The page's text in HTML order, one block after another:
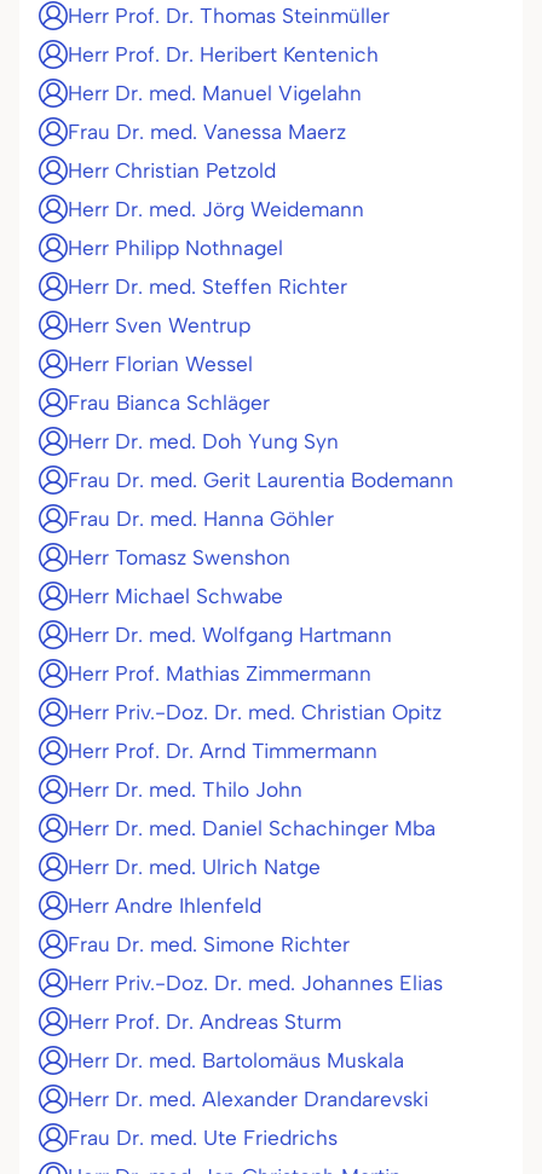
Herr Prof. Dr. Thomas Steinmüller
Herr Prof. Dr. Heribert Kentenich
Herr Dr. med. Manuel Vigelahn
Frau Dr. med. Vanessa Maerz
Herr Christian Petzold
Herr Dr. med. Jörg Weidemann
Herr Philipp Nothnagel
Herr Dr. med. Steffen Richter
Herr Sven Wentrup
Herr Florian Wessel
Frau Bianca Schläger
Herr Dr. med. Doh Yung Syn
Frau Dr. med. Gerit Laurentia Bodemann
Frau Dr. med. Hanna Göhler
Herr Tomasz Swenshon
Herr Michael Schwabe
Herr Dr. med. Wolfgang Hartmann
Herr Prof. Mathias Zimmermann
Herr Priv.-Doz. Dr. med. Christian Opitz
Herr Prof. Dr. Arnd Timmermann
Herr Dr. med. Thilo John
Herr Dr. med. Daniel Schachinger Mba
Herr Dr. med. Ulrich Natge
Herr Andre Ihlenfeld
Frau Dr. med. Simone Richter
Herr Priv.-Doz. Dr. med. Johannes Elias
Herr Prof. Dr. Andreas Sturm
Herr Dr. med. Bartolomäus Muskala
Herr Dr. med. Alexander Drandarevski
Frau Dr. med. Ute Friedrichs